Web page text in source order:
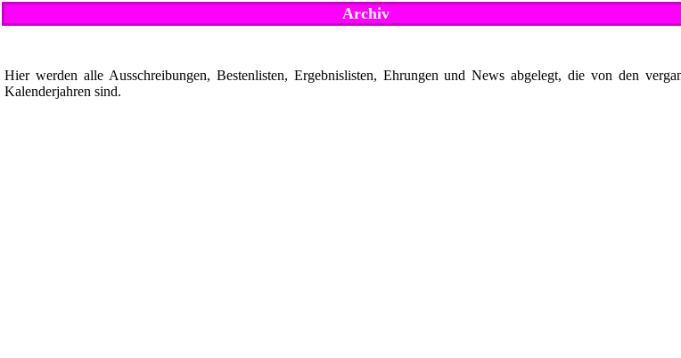
Archiv
Hier werden alle Ausschreibungen, Bestenlisten, Ergebnislisten, Ehrungen und News abgelegt, die von den
Kalenderjahren sind.